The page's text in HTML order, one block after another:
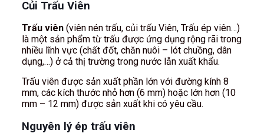
Củi Trấu Viên
Trấu viên(viên nén trấu, củi trấu Viên, Trấu ép viên…)
là một sản phẩm từ trấu được ứng dụng rộng rãi trong
nhiều lĩnh vực (chất đốt, chăn nuôi – lót chuồng, dân
dụng,…) ở cả thị trường trong nước lẫn xuất khẩu.
Trấu viên được sản xuất phần lớn với đường kính 8
mm, các kích thước nhỏ hơn (6 mm) hoặc lớn hơn (10
mm – 12 mm) được sản xuất khi có yêu cầu.
Nguyên lý ép trấu viên